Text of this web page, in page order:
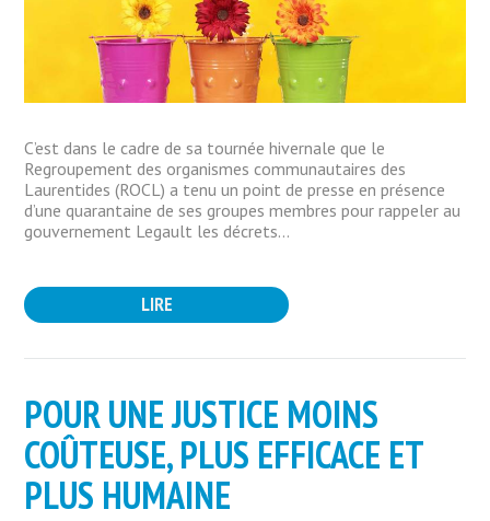
C’est dans le cadre de sa tournée hivernale que le
Regroupement des organismes communautaires des
Laurentides (ROCL) a tenu un point de presse en présence
d’une quarantaine de ses groupes membres pour rappeler au
gouvernement Legault les décrets...
LIRE
POUR UNE JUSTICE MOINS
COÛTEUSE, PLUS EFFICACE ET
PLUS HUMAINE